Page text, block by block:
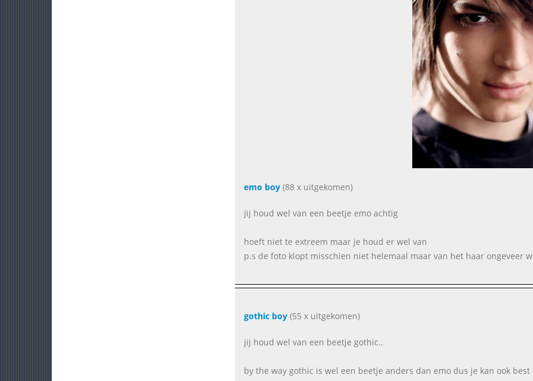
emo boy(88 x uitgekomen)
jij houd wel van een beetje emo achtig
hoeft niet te extreem maar je houd er wel van
p.s de foto klopt misschien niet helemaal maar van het haar ongeveer
gothic boy(55 x uitgekomen)
jij houd wel van een beetje gothic..
by the way gothic is wel een beetje anders dan emo dus je kan ook